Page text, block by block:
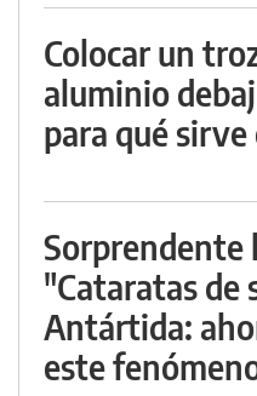
Colocar un
aluminio
para qué
Sorprendente
"Cataratas de
Antártida:
este